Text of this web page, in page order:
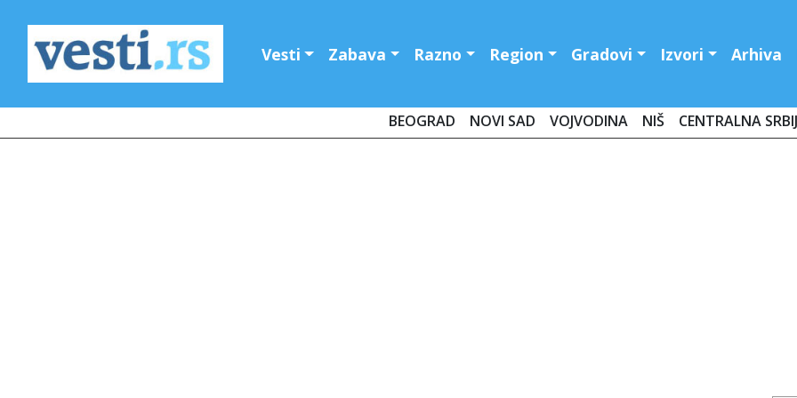
Vesti Zabava Razno Region Gradovi Izvori Arhiva
BEOGRAD NOVI SAD VOJVODINA NIŠ CENTRALNA